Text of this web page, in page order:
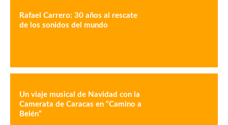
Rafael Carrero: 30 años al rescate
de los sonidos del mundo
Un viaje musical de Navidad con la
Camerata de Caracas en “Camino a
Belén”